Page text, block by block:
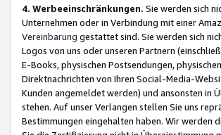
4. Werbeeinschränkungen. Sie werden sich
Unternehmen oder in Verbindung mit einer
Vereinbarung gestattet sind. Sie werden sich
Logos von uns oder unseren Partnern
E-Books, physischen Postsendungen,
Direktnachrichten von Ihren Social-Media-
Kunden angemeldet werden) und ansonsten in
stehen. Auf unser Verlangen stellen Sie uns
Bestimmungen eingehalten haben. Wir werden